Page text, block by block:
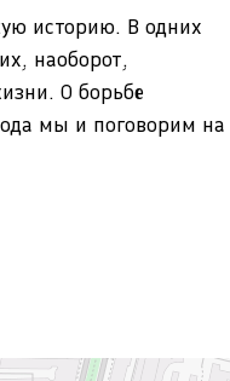
историю. В одних
наоборот,
О борьбе
мы и поговорим на